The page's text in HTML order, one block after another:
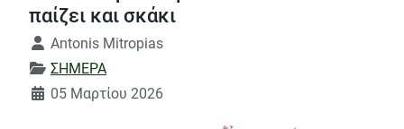
παίζει και σκάκι
Λεπτομέρειες
Antonis Mitropias
ΣΗΜΕΡΑ
05 Μαρτίου 2026